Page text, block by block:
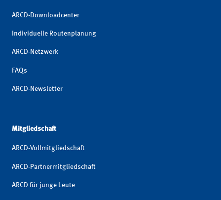
ARCD-Downloadcenter
Individuelle Routenplanung
ARCD-Netzwerk
FAQs
ARCD-Newsletter
Mitgliedschaft
ARCD-Vollmitgliedschaft
ARCD-Partnermitgliedschaft
ARCD für junge Leute